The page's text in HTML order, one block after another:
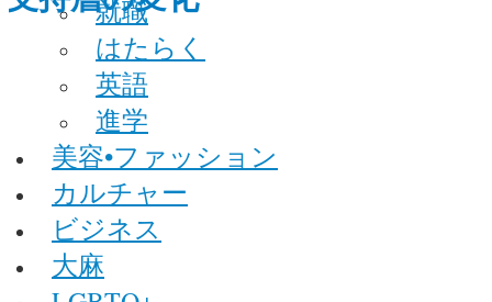
就職
はたらく
英語
進学
美容•ファッション
カルチャー
ビジネス
大麻